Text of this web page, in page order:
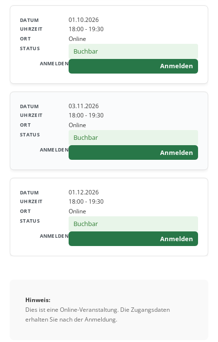
01.10.2026
18:00 - 19:30
Online
Buchbar
Anmelden
03.11.2026
18:00 - 19:30
Online
Buchbar
Anmelden
01.12.2026
18:00 - 19:30
Online
Buchbar
Anmelden
Hinweis:
Dies ist eine Online-Veranstaltung. Die Zugangsdaten
erhalten Sie nach der Anmeldung.